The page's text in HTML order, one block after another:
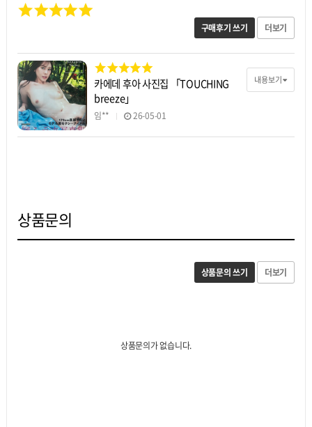
구매후기 쓰기 더보기
내용보기
카에데 후아 사진집 「TOUCHING
breeze」
임** 26-05-01
상품문의
상품문의 쓰기 더보기
상품문의가 없습니다.